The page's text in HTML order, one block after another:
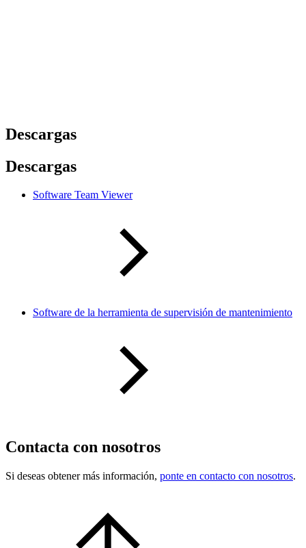
Descargas
Descargas
Software Team Viewer
Software de la herramienta de supervisión de mantenimiento
Contacta con nosotros
Si deseas obtener más información, ponte en contacto con nosotros.